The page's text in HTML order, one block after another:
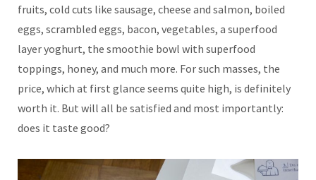
fruits, cold cuts like sausage, cheese and salmon, boiled
eggs, scrambled eggs, bacon, vegetables, a superfood
layer yoghurt, the smoothie bowl with superfood
toppings, honey, and much more. For such masses, the
price, which at first glance seems quite high, is definitely
worth it. But will all be satisfied and most importantly:
does it taste good?